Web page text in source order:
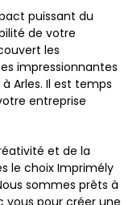
puissant du
de votre
les
impressionnantes
Arles. Il est temps
entreprise
et de la
le choix Imprimély
sommes prêts à
vous pour créer une